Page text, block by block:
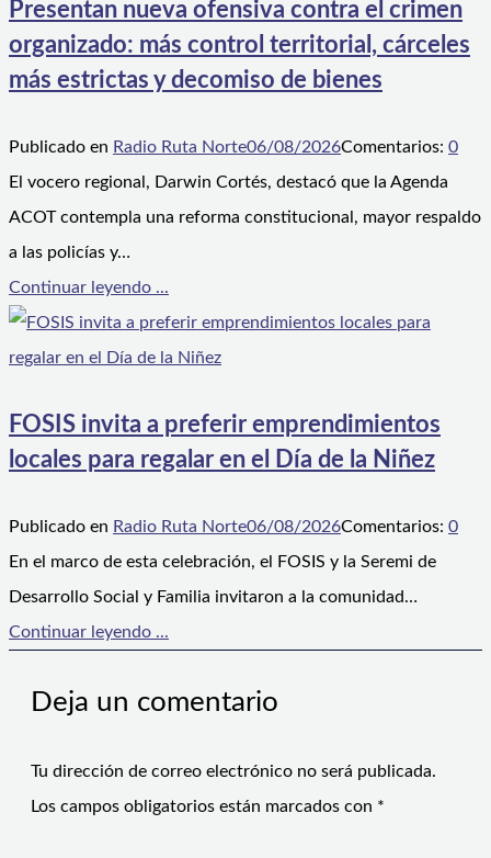
Presentan nueva ofensiva contra el crimen
organizado: más control territorial, cárceles
más estrictas y decomiso de bienes
Publicado en Radio Ruta Norte06/08/2026Comentarios: 0
El vocero regional, Darwin Cortés, destacó que la Agenda
ACOT contempla una reforma constitucional, mayor respaldo
a las policías y…
Continuar leyendo ...
FOSIS invita a preferir emprendimientos
locales para regalar en el Día de la Niñez
Publicado en Radio Ruta Norte06/08/2026Comentarios: 0
En el marco de esta celebración, el FOSIS y la Seremi de
Desarrollo Social y Familia invitaron a la comunidad…
Continuar leyendo ...
Deja un comentario
Tu dirección de correo electrónico no será publicada.
Los campos obligatorios están marcados con *